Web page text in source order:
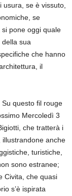
se è vissuto,
se
pone oggi quale
sua
che hanno
il
questo fil rouge
Mercoledì 3
che tratterà i
anche
turistiche,
sono estranee;
Civita, che quasi
s’è ispirata